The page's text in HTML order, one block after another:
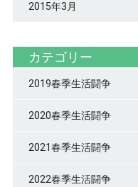
2015年3月
カテゴリー
2019春季生活闘争
2020春季生活闘争
2021春季生活闘争
2022春季生活闘争